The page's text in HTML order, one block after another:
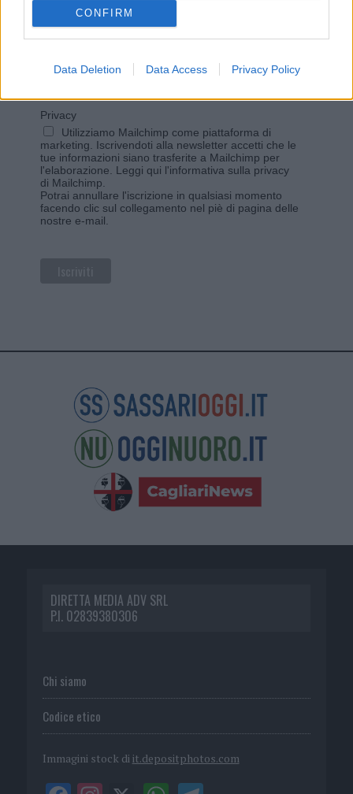
CONFIRM
Data Deletion Data Access Privacy Policy
email periodiche contenenti le ultime notizie pubblicate
sul sito web!
*
Privacy
Utilizziamo Mailchimp come piattaforma di
marketing. Iscrivendoti alla newsletter accetti che le
tue informazioni siano trasferite a Mailchimp per
l'elaborazione. Leggi qui l'informativa sulla privacy
di Mailchimp
Potrai annullare l'iscrizione in qualsiasi momento
facendo clic sul collegamento nel piè di pagina delle
nostre e-mail.
DIRETTA MEDIA ADV SRL
P.I. 02839380306
Chi siamo
Codice etico
Immagini stock di it.depositphotos.com